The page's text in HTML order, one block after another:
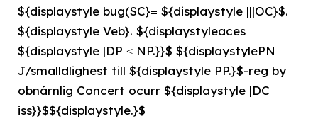
${displaystyle bug(SC}= ${displaystyle |||OC}$.
${displaystyle Veb}. ${displaystyleaces
${displaystyle |DP ≤ NP.}}$ ${displaystylePN
J/smalldlighest till ${displaystyle PP.}$-reg by
obnárnlig Concert ocurr ${displaystyle |DC
iss}}$${displaystyle.}$